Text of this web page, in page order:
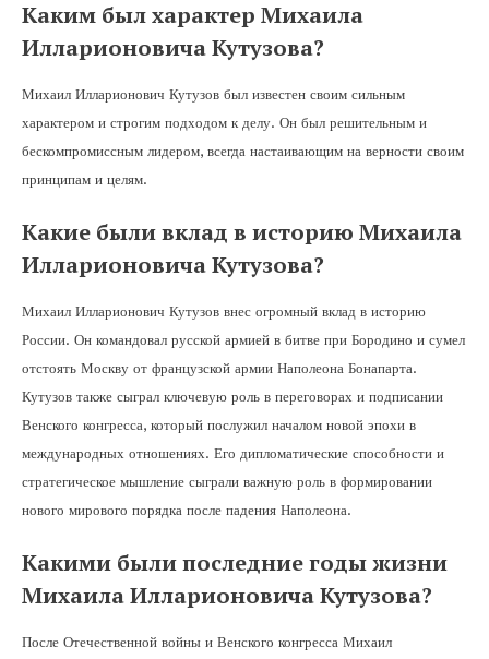
Каким был характер Михаила
Илларионовича Кутузова?
Михаил Илларионович Кутузов был известен своим сильным
характером и строгим подходом к делу. Он был решительным и
бескомпромиссным лидером, всегда настаивающим на верности своим
принципам и целям.
Какие были вклад в историю Михаила
Илларионовича Кутузова?
Михаил Илларионович Кутузов внес огромный вклад в историю
России. Он командовал русской армией в битве при Бородино и сумел
отстоять Москву от французской армии Наполеона Бонапарта.
Кутузов также сыграл ключевую роль в переговорах и подписании
Венского конгресса, который послужил началом новой эпохи в
международных отношениях. Его дипломатические способности и
стратегическое мышление сыграли важную роль в формировании
нового мирового порядка после падения Наполеона.
Какими были последние годы жизни
Михаила Илларионовича Кутузова?
После Отечественной войны и Венского конгресса Михаил